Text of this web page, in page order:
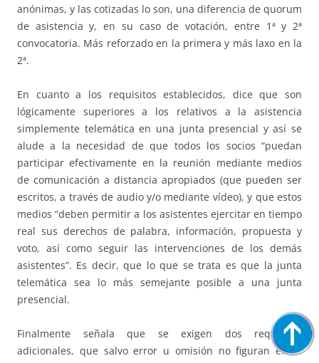
anónimas, y las cotizadas lo son, una diferencia de quorum
de asistencia y, en su caso de votación, entre 1ª y 2ª
convocatoria. Más reforzado en la primera y más laxo en la
2ª.
En cuanto a los requisitos establecidos, dice que son
lógicamente superiores a los relativos a la asistencia
simplemente telemática en una junta presencial y así se
alude a la necesidad de que todos los socios “puedan
participar efectivamente en la reunión mediante medios
de comunicación a distancia apropiados (que pueden ser
escritos, a través de audio y/o mediante vídeo), y que estos
medios “deben permitir a los asistentes ejercitar en tiempo
real sus derechos de palabra, información, propuesta y
voto, así como seguir las intervenciones de los demás
asistentes”. Es decir, que lo que se trata es que la junta
telemática sea lo más semejante posible a una junta
presencial.
Finalmente señala que se exigen dos requisitos
adicionales, que salvo error u omisión no figuran en el